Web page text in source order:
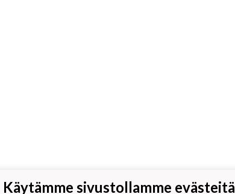
Käytämme sivustollamme evästeitä